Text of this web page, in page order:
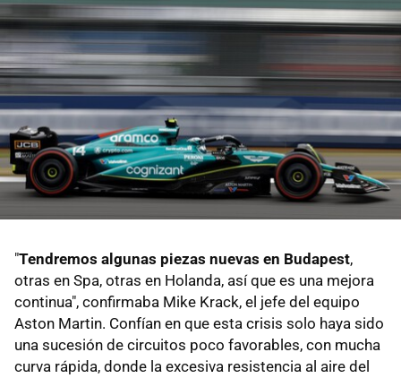
"Tendremos algunas piezas nuevas en Budapest,
otras en Spa, otras en Holanda, así que es una mejora
continua", confirmaba Mike Krack, el jefe del equipo
Aston Martin. Confían en que esta crisis solo haya sido
una sucesión de circuitos poco favorables, con mucha
curva rápida, donde la excesiva resistencia al aire del